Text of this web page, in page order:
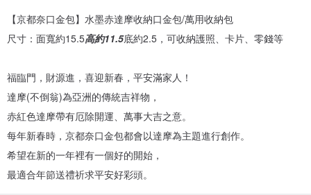
【京都奈口金包】水墨赤達摩收納口金包/萬用收納包
尺寸：面寬約15.5高約11.5底約2.5，可收納護照、卡片、零錢等
福臨門，財源進，喜迎新春，平安滿家人！
達摩(不倒翁)為亞洲的傳統吉祥物，
赤紅色達摩帶有厄除開運、萬事大吉之意。
每年新春時，京都奈口金包都會以達摩為主題進行創作。
希望在新的一年裡有一個好的開始，
最適合年節送禮祈求平安好彩頭。